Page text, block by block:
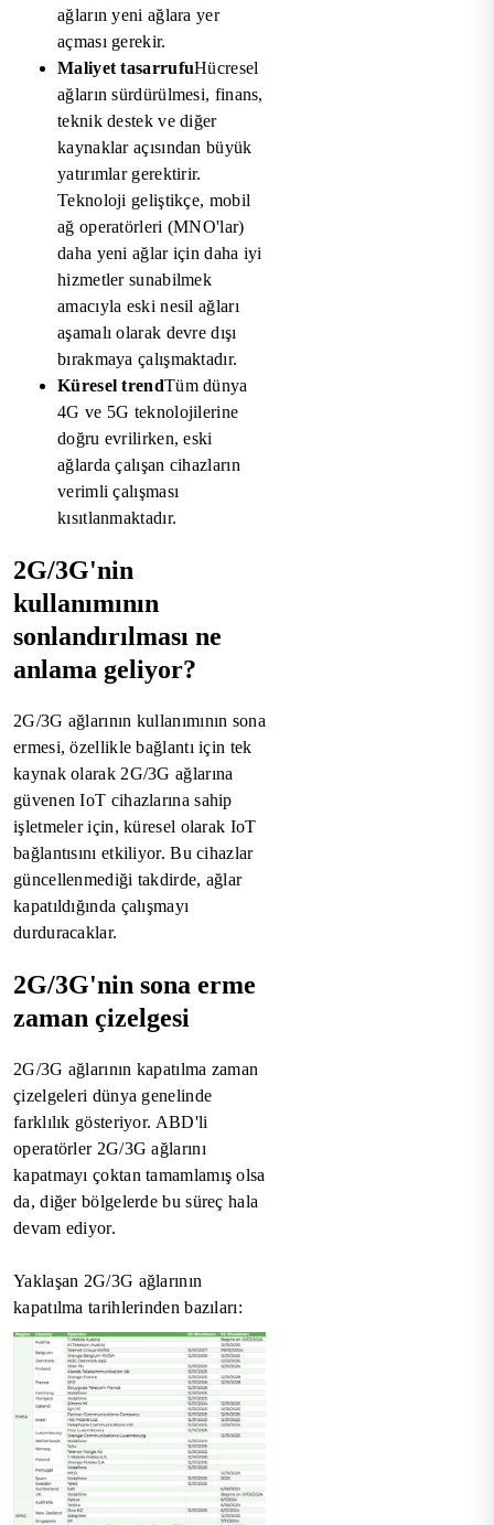
ağların yeni ağlara yer
açması gerekir.
Maliyet tasarrufuHücresel
ağların sürdürülmesi, finans,
teknik destek ve diğer
kaynaklar açısından büyük
yatırımlar gerektirir.
Teknoloji geliştikçe, mobil
ağ operatörleri (MNO'lar)
daha yeni ağlar için daha iyi
hizmetler sunabilmek
amacıyla eski nesil ağları
aşamalı olarak devre dışı
bırakmaya çalışmaktadır.
Küresel trendTüm dünya
4G ve 5G teknolojilerine
doğru evrilirken, eski
ağlarda çalışan cihazların
verimli çalışması
kısıtlanmaktadır.
2G/3G'nin
kullanımının
sonlandırılması ne
anlama geliyor?
2G/3G ağlarının kullanımının sona
ermesi, özellikle bağlantı için tek
kaynak olarak 2G/3G ağlarına
güvenen IoT cihazlarına sahip
işletmeler için, küresel olarak IoT
bağlantısını etkiliyor. Bu cihazlar
güncellenmediği takdirde, ağlar
kapatıldığında çalışmayı
durduracaklar.
2G/3G'nin sona erme
zaman çizelgesi
2G/3G ağlarının kapatılma zaman
çizelgeleri dünya genelinde
farklılık gösteriyor. ABD'li
operatörler 2G/3G ağlarını
kapatmayı çoktan tamamlamış olsa
da, diğer bölgelerde bu süreç hala
devam ediyor.
Yaklaşan 2G/3G ağlarının
kapatılma tarihlerinden bazıları: